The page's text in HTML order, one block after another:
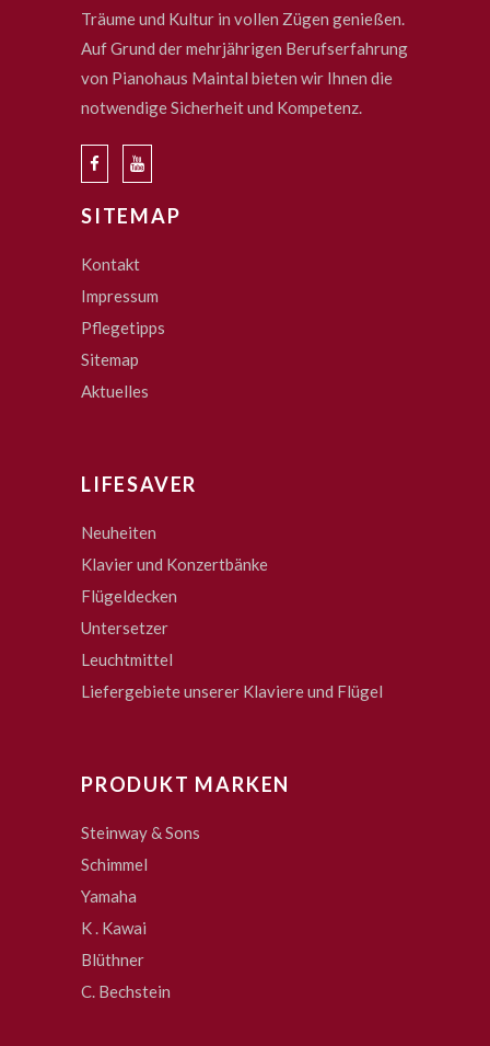
Träume und Kultur in vollen Zügen genießen.
Auf Grund der mehrjährigen Berufserfahrung
von Pianohaus Maintal bieten wir Ihnen die
notwendige Sicherheit und Kompetenz.
SITEMAP
Kontakt
Impressum
Pflegetipps
Sitemap
Aktuelles
LIFESAVER
Neuheiten
Klavier und Konzertbänke
Flügeldecken
Untersetzer
Leuchtmittel
Liefergebiete unserer Klaviere und Flügel
PRODUKT MARKEN
Steinway & Sons
Schimmel
Yamaha
K . Kawai
Blüthner
C. Bechstein